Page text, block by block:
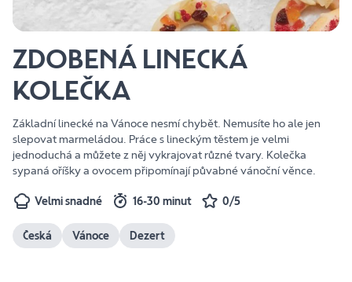
ZDOBENÁ LINECKÁ
KOLEČKA
Základní linecké na Vánoce nesmí chybět. Nemusíte ho ale jen
slepovat marmeládou. Práce s lineckým těstem je velmi
jednoduchá a můžete z něj vykrajovat různé tvary. Kolečka
sypaná oříšky a ovocem připomínají půvabné vánoční věnce.
Velmi snadné 16-30 minut 0/5
Česká Vánoce Dezert